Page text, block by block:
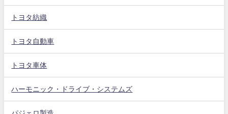
トヨタ紡織
トヨタ自動車
トヨタ車体
ハーモニック・ドライブ・システムズ